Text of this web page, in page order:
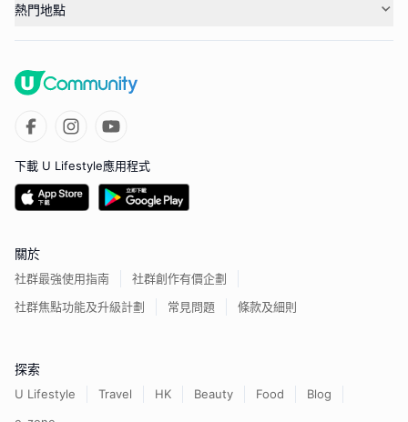
熱門地點
下載 U Lifestyle應用程式
關於
社群最強使用指南
社群創作有價企劃
社群焦點功能及升級計劃
常見問題 條款及細則
探索
U Lifestyle Travel HK Beauty Food
Blog